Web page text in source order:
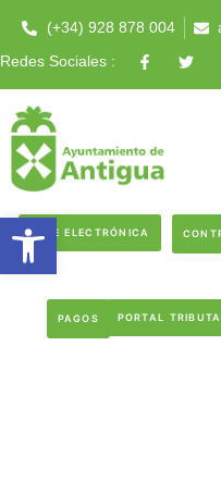
(+34) 928 878 004
Redes Sociales :
SEDE ELECTRÓNICA
PAGOS PORTAL
Abrir barra de herramientas